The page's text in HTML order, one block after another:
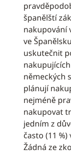
španělští
nakupování
ve
uskutečnit
německých
plánují
nejméně
nakupovat
jedním z
často (11
Žádná ze